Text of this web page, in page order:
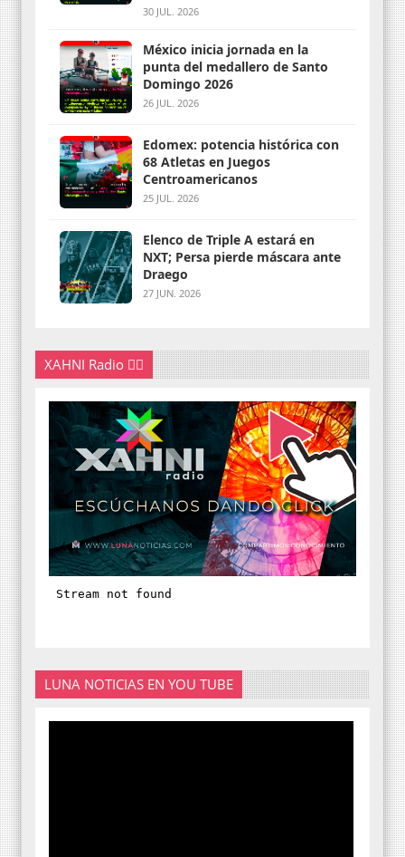
30 JUL. 2026
México inicia jornada en la
punta del medallero de Santo
Domingo 2026
26 JUL. 2026
Edomex: potencia histórica con
68 Atletas en Juegos
Centroamericanos
25 JUL. 2026
Elenco de Triple A estará en
NXT; Persa pierde máscara ante
Draego
27 JUN. 2026
XAHNI Radio 👇🏽
LUNA NOTICIAS EN YOU TUBE